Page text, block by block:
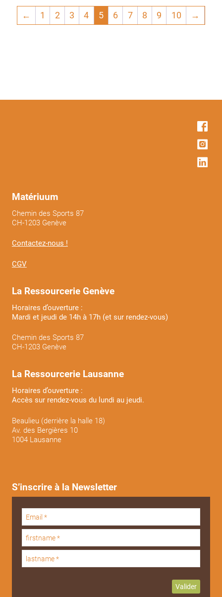
← 1 2 3 4 5 6 7 8 9 10 →
Matériuum
Chemin des Sports 87
CH-1203 Genève
Contactez-nous !
CGV
La Ressourcerie Genève
Horaires d’ouverture :
Mardi et jeudi de 14h à 17h (et sur rendez-vous)
Chemin des Sports 87
CH-1203 Genève
La Ressourcerie Lausanne
Horaires d’ouverture :
Accès sur rendez-vous du lundi au jeudi.
Beaulieu (derrière la halle 18)
Av. des Bergières 10
1004 Lausanne
S’inscrire à la Newsletter